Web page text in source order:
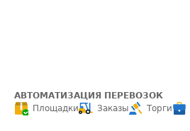
АВТОМАТИЗАЦИЯ ПЕРЕВОЗОК
Площадки
Заказы Торги